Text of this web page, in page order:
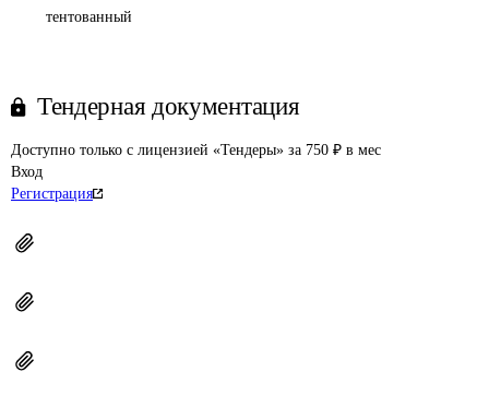
тентованный
Тендерная документация
Доступно только с лицензией «Тендеры» за 750 ₽ в мес
Вход
Регистрация